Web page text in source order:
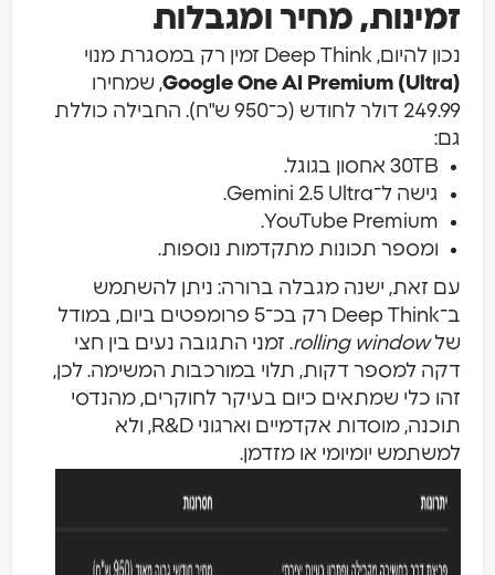
זמינות, מחיר ומגבלות
נכון להיום, Deep Think זמין רק במסגרת מנוי
Google One AI Premium (Ultra), שמחירו
249.99 דולר לחודש (כ־950 ש"ח). החבילה כוללת
גם:
30TB אחסון בגוגל.
גישה ל־Gemini 2.5 Ultra.
YouTube Premium.
ומספר תכונות מתקדמות נוספות.
עם זאת, ישנה מגבלה ברורה: ניתן להשתמש
ב־Deep Think רק בכ־5 פרומפטים ביום, במודל
שלrolling window. זמני התגובה נעים בין חצי
דקה למספר דקות, תלוי במורכבות המשימה. לכן,
זהו כלי שמתאים כיום בעיקר לחוקרים, מהנדסי
תוכנה, מוסדות אקדמיים וארגוני R&D, ולא
למשתמש יומיומי או מזדמן.